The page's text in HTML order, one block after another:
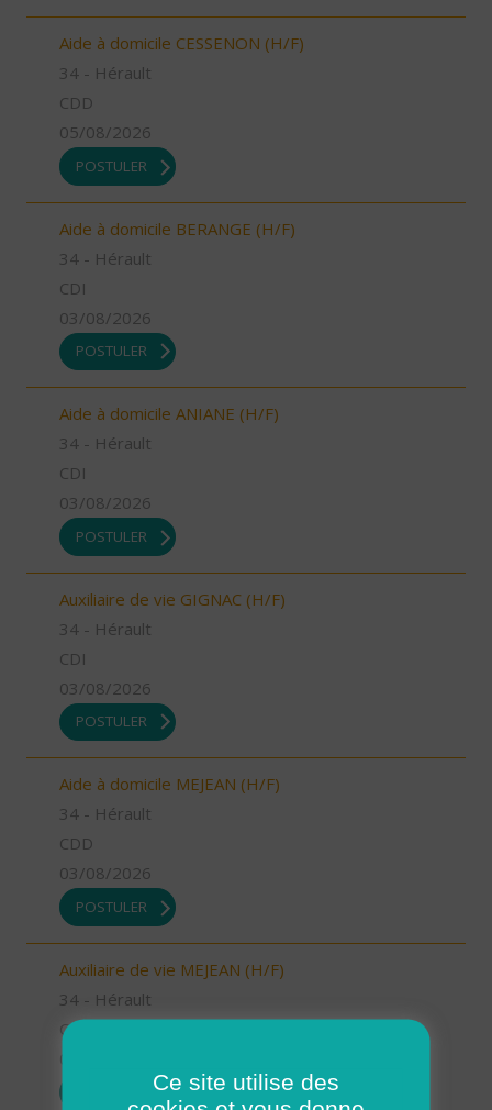
Aide à domicile CESSENON (H/F)
34 - Hérault
CDD
05/08/2026
POSTULER
Aide à domicile BERANGE (H/F)
34 - Hérault
CDI
03/08/2026
POSTULER
Aide à domicile ANIANE (H/F)
34 - Hérault
CDI
03/08/2026
POSTULER
Auxiliaire de vie GIGNAC (H/F)
34 - Hérault
CDI
03/08/2026
POSTULER
Aide à domicile MEJEAN (H/F)
34 - Hérault
CDD
03/08/2026
POSTULER
Auxiliaire de vie MEJEAN (H/F)
34 - Hérault
CDI
Ce site utilise des